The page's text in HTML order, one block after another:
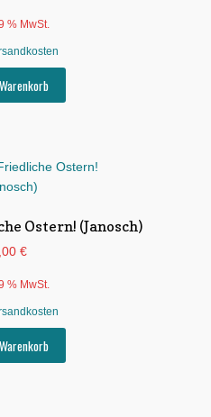
% MwSt.
Ostern! (Janosch)
€
% MwSt.